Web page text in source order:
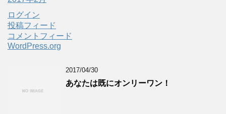
ログイン
投稿フィード
コメントフィード
WordPress.org
2017/04/30
あなたは既にオンリーワン！